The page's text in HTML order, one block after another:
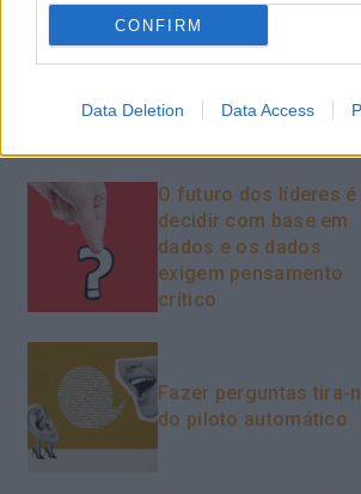
CONFIRM
Data Deletion Data Access
Como usar a escuta
ativa para reter
trabalho e aumentar a
O futuro dos líderes é
decidir com base em
dados e os dados
exigem pensamento
crítico
Fazer perguntas tira-
do piloto automático